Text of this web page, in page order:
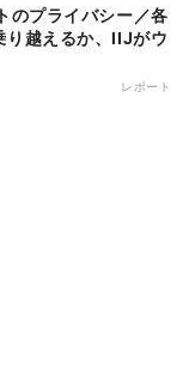
のプライバシー／各
り越えるか、IIJがウ
レポート